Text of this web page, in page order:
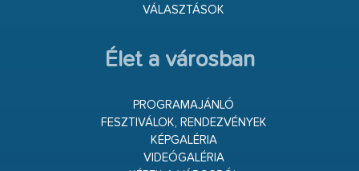
VÁLASZTÁSOK
Élet a városban
PROGRAMAJÁNLÓ
FESZTIVÁLOK, RENDEZVÉNYEK
KÉPGALÉRIA
VIDEÓGALÉRIA